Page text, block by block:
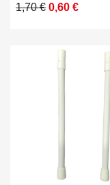
1,70€
Alkuperäinen
0,60 €
Nykyinen